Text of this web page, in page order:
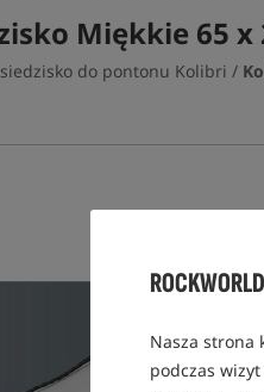
Nasza strona
podczas
Miękkie 65 x
do pontonu Kolibri /